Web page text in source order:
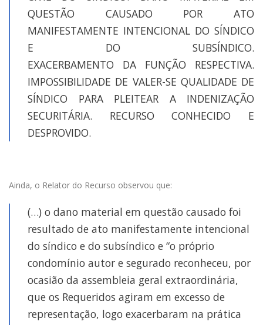
QUESTÃO CAUSADO POR ATO
MANIFESTAMENTE INTENCIONAL DO SÍNDICO
E DO SUBSÍNDICO.
EXACERBAMENTO DA FUNÇÃO RESPECTIVA.
IMPOSSIBILIDADE DE VALER-SE QUALIDADE DE
SÍNDICO PARA PLEITEAR A INDENIZAÇÃO
SECURITÁRIA. RECURSO CONHECIDO E
DESPROVIDO.
Ainda, o Relator do Recurso observou que:
(…) o dano material em questão causado foi
resultado de ato manifestamente intencional
do síndico e do subsíndico e “o próprio
condomínio autor e segurado reconheceu, por
ocasião da assembleia geral extraordinária,
que os Requeridos agiram em excesso de
representação, logo exacerbaram na prática